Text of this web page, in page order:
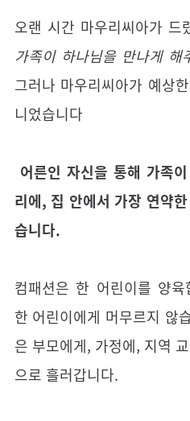
오랜 시간 마우리씨아가 드
가족이 하나님을 만나게 해
그러나 마우리씨아가 예상
니었습니다
어른인 자신을 통해 가족
리에, 집 안에서 가장 연약
습니다.
컴패션은 한 어린이를 양
한 어린이에게 머무르지 않
은 부모에게, 가정에, 지역
으로 흘러갑니다.